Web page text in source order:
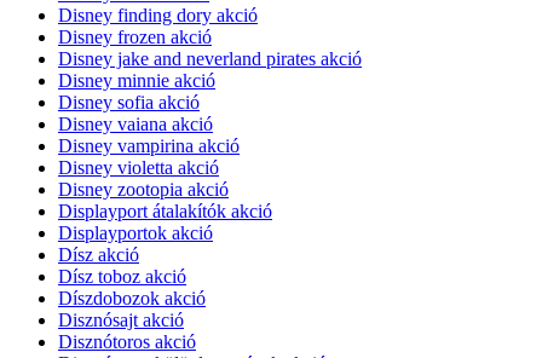
Disney finding dory akció
Disney frozen akció
Disney jake and neverland pirates akció
Disney minnie akció
Disney sofia akció
Disney vaiana akció
Disney vampirina akció
Disney violetta akció
Disney zootopia akció
Displayport átalakítók akció
Displayportok akció
Dísz akció
Dísz toboz akció
Díszdobozok akció
Disznósajt akció
Disznótoros akció